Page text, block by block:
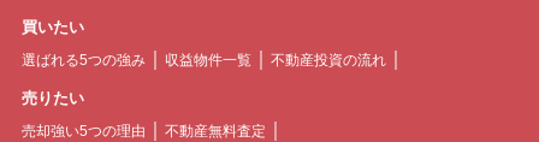
買いたい
選ばれる5つの強み 収益物件一覧 不動産投資の流れ
売りたい
売却強い5つの理由 不動産無料査定